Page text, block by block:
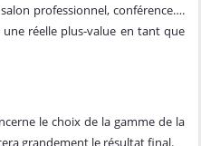
professionnel, conférence….
réelle plus-value en tant que
le choix de la gamme de la
grandement le résultat final.